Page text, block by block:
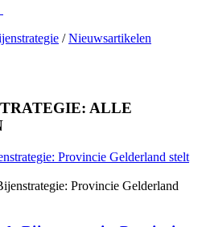
/Nieuwsartikelen
ALLE
Provincie Gelderland stelt